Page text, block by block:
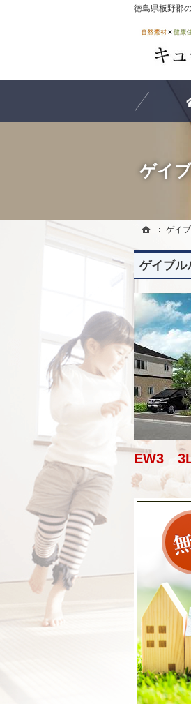
ゲイ
ホーム
ゲイ
ゲイブル
EW3
ホーム
ゲイ